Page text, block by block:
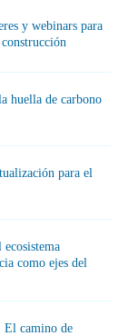
y webinars para
huella de carbono
para el
como ejes del
El camino de